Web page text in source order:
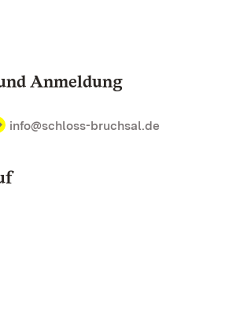
Anmeldung
info@schloss-bruchsal.de